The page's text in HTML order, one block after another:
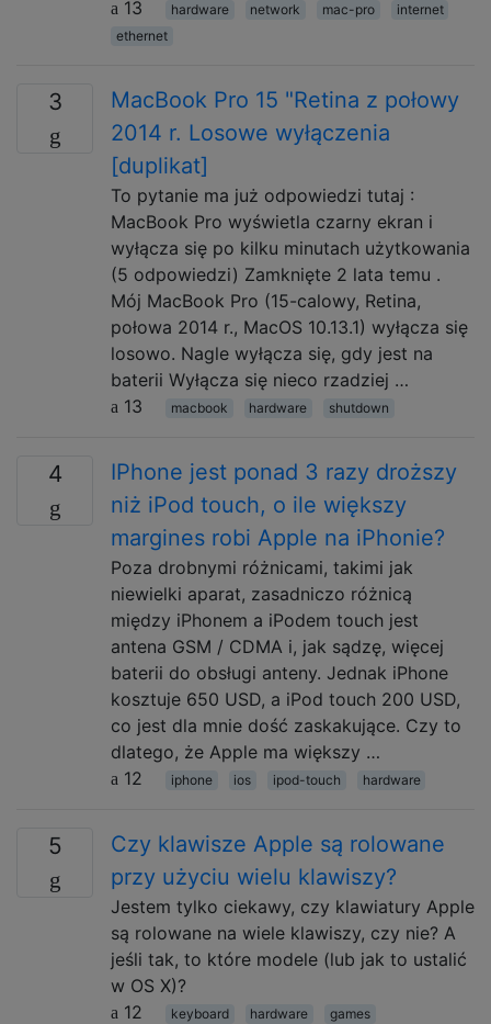
13
hardware network mac-pro
internet
ethernet
3
MacBook Pro 15 "Retina z połowy
2014 r. Losowe wyłączenia
[duplikat]
To pytanie ma już odpowiedzi tutaj :
MacBook Pro wyświetla czarny ekran i
wyłącza się po kilku minutach użytkowania
(5 odpowiedzi) Zamknięte 2 lata temu .
Mój MacBook Pro (15-calowy, Retina,
połowa 2014 r., MacOS 10.13.1) wyłącza się
losowo. Nagle wyłącza się, gdy jest na
baterii Wyłącza się nieco rzadziej …
13
macbook hardware shutdown
4
IPhone jest ponad 3 razy droższy
niż iPod touch, o ile większy
margines robi Apple na iPhonie?
Poza drobnymi różnicami, takimi jak
niewielki aparat, zasadniczo różnicą
między iPhonem a iPodem touch jest
antena GSM / CDMA i, jak sądzę, więcej
baterii do obsługi anteny. Jednak iPhone
kosztuje 650 USD, a iPod touch 200 USD,
co jest dla mnie dość zaskakujące. Czy to
dlatego, że Apple ma większy …
12
iphone ios ipod-touch hardware
5
Czy klawisze Apple są rolowane
przy użyciu wielu klawiszy?
Jestem tylko ciekawy, czy klawiatury Apple
są rolowane na wiele klawiszy, czy nie? A
jeśli tak, to które modele (lub jak to ustalić
w OS X)?
12
keyboard hardware games